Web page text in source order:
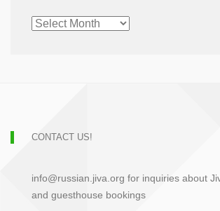
CHRONOLOGICAL
ARCHIVE
CONTACT US!
info@russian.jiva.org for inquiries about
and guesthouse bookings